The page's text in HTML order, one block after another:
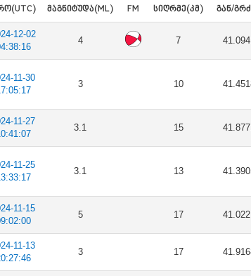
ᲛᲐᲒᲜᲘᲢᲣᲓᲐ(ML) FM ᲡᲘᲦᲠᲛᲔ(ᲙᲛ) ᲒᲐᲜ/
12-02
4 7
11-30
3 10
11-27
3.1 15
11-25
3.1 13
11-15
5 17
11-13
3 17